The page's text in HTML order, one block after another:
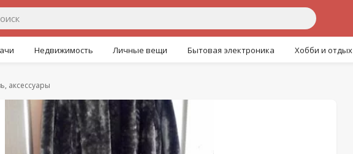
Недвижимость Личные вещи Бытовая электроника Хобби и отдых
аксессуары